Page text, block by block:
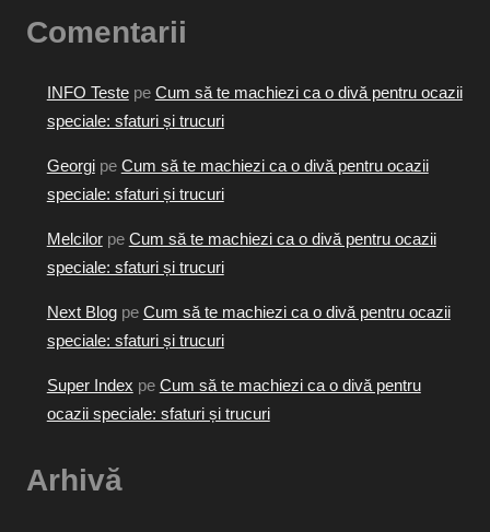
Comentarii
INFO Testepe Cum să te machiezi ca o divă pentru ocazii
speciale: sfaturi și trucuri
Georgipe Cum să te machiezi ca o divă pentru ocazii
speciale: sfaturi și trucuri
Melcilorpe Cum să te machiezi ca o divă pentru ocazii
speciale: sfaturi și trucuri
Next Blogpe Cum să te machiezi ca o divă pentru ocazii
speciale: sfaturi și trucuri
Super Index pe Cum să te machiezi ca o divă pentru
ocazii speciale: sfaturi și trucuri
Arhivă